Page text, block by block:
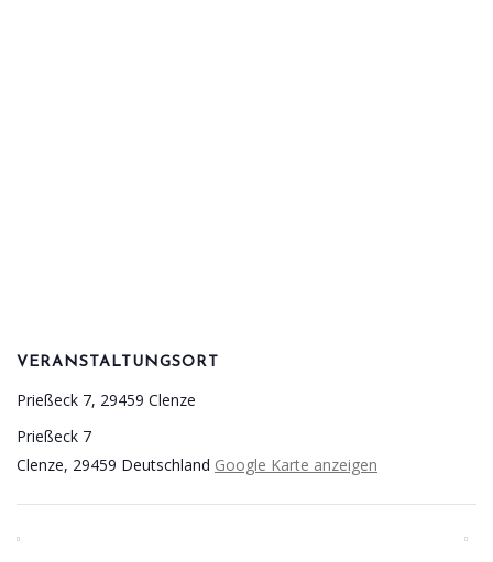
VERANSTALTUNGSORT
Prießeck 7, 29459 Clenze
Prießeck 7
Clenze, 29459 Deutschland Google Karte anzeigen